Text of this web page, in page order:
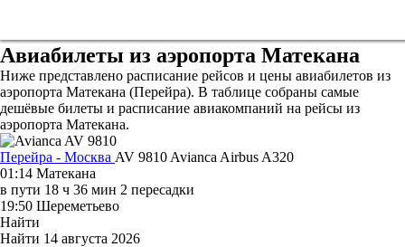
Авиабилеты из аэропорта Матекана
Ниже представлено расписание рейсов и цены авиабилетов из
аэропорта Матекана (Перейра). В таблице собраны самые
дешёвые билеты и расписание авиакомпаний на рейсы из
аэропорта Матекана.
Перейра - Москва AV 9810 Avianca Airbus A320
01:14 Матекана
в пути 18 ч 36 мин 2 пересадки
19:50 Шереметьево
Найти
Найти 14 августа 2026